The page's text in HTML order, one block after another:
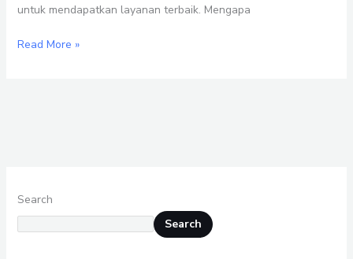
untuk mendapatkan layanan terbaik. Mengapa
Read More »
Search
Search